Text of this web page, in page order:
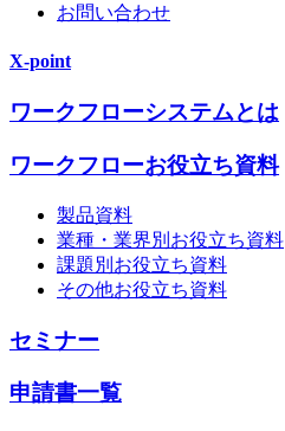
お問い合わせ
X-point
ワークフローシステムとは
ワークフローお役立ち資料
製品資料
業種・業界別お役立ち資料
課題別お役立ち資料
その他お役立ち資料
セミナー
申請書一覧